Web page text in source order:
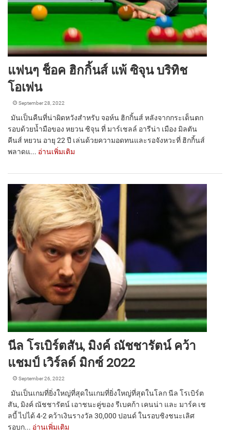
แฟนๆ ช็อค ฮิกกิ้นส์ แพ้ ซิจุน บริทิช
โอเพ่น
September 28, 2022
มันเป็นคืนที่น่าผิดหวังสำหรับ จอห์น ฮิกกิ้นส์ หลังจากกระเด็นตก
รอบด้วยน้ำมือของ หยวน ซิจุน ที่ มาร์เชลล์ อารีน่า เมือง มิลตัน
คีนส์ หยวน อายุ 22 ปี เล่นด้วยความอดทนและรอจังหวะที่ ฮิกกิ้นส์
พลาดแ... อ่านเพิ่มเติม
นีล โรเบิร์ตสัน, มิงค์ ณัชชารัตน์ คว้า
แชมป์ เวิร์ลด์ มิกซ์ 2022
September 26, 2022
มันเป็นเกมที่ยิ่งใหญ่ที่สุดในเกมที่ยิ่งใหญ่ที่สุดในโลก นีล โรเบิร์ต
สัน, มิงค์ ณัชชารัตน์ เอาชนะคู่ของ รีเบคก้า เคนน่า และ มาร์ค เช
ลบี้ ไปได้ 4-2 คว้าเงินรางวัล 30,000 ปอนด์ ในรอบชิงชนะเลิศ
รอบก... อ่านเพิ่มเติม